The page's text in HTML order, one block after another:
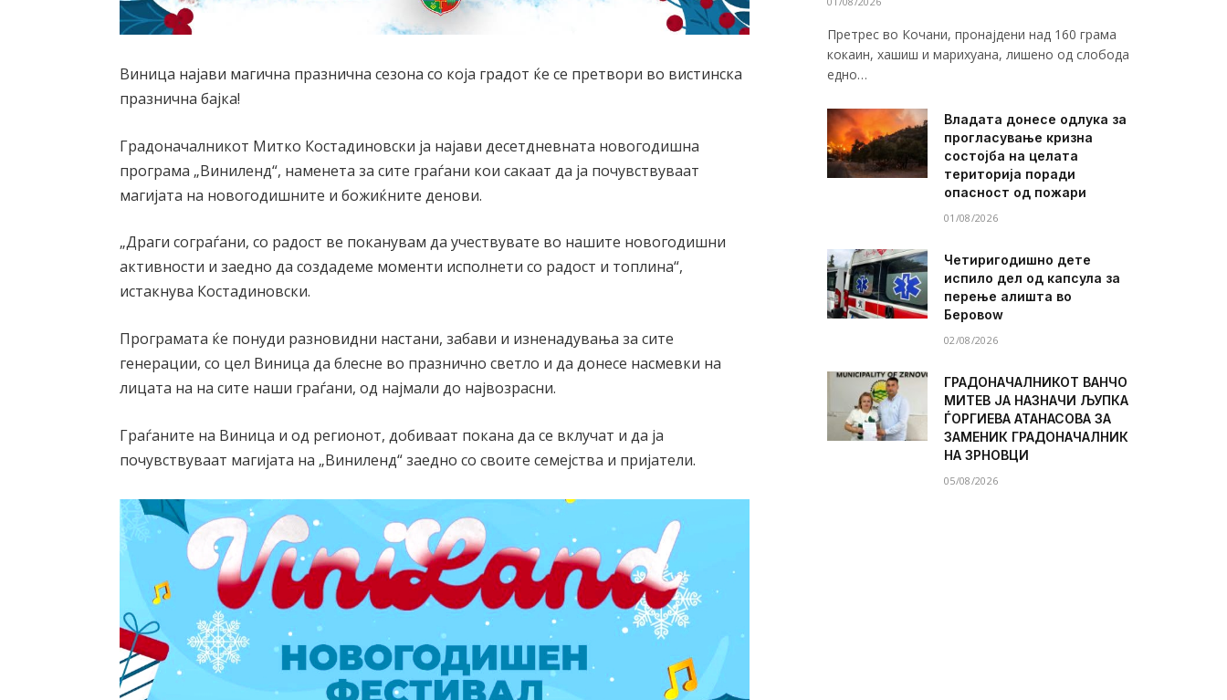
Виница најави магична празнична сезона со која градот ќе се претвори во вистинска
празнична бајка!
Градоначалникот Митко Костадиновски ја најави десетдневната новогодишна
програма „Виниленд“, наменета за сите граѓани кои сакаат да ја почувствуваат
магијата на новогодишните и божиќните денови.
„Драги сограѓани, со радост ве поканувам да учествувате во нашите новогодишни
активности и заедно да создадеме моменти исполнети со радост и топлина“,
истакнува Костадиновски.
Програмата ќе понуди разновидни настани, забави и изненадувања за сите
генерации, со цел Виница да блесне во празнично светло и да донесе насмевки на
лицата на на сите наши граѓани, од најмали до највозрасни.
Граѓаните на Виница и од регионот, добиваат покана да се вклучат и да ја
почувствуваат магијата на „Виниленд“ заедно со своите семејства и пријатели.
Претрес во Кочани, пронајдени над 160 грама
кокаин, хашиш и марихуана, лишено од слобода
едно…
Владата донесе одлука за
прогласување кризна
состојба на целата
територија поради
опасност од пожари
01/08/2026
Четиригодишно дете
испило дел од капсула за
перење алишта во
Беровоw
02/08/2026
ГРАДОНАЧАЛНИКОТ ВАНЧО
МИТЕВ ЈА НАЗНАЧИ ЉУПКА
ЃОРГИЕВА АТАНАСОВА ЗА
ЗАМЕНИК ГРАДОНАЧАЛНИК
НА ЗРНОВЦИ
05/08/2026